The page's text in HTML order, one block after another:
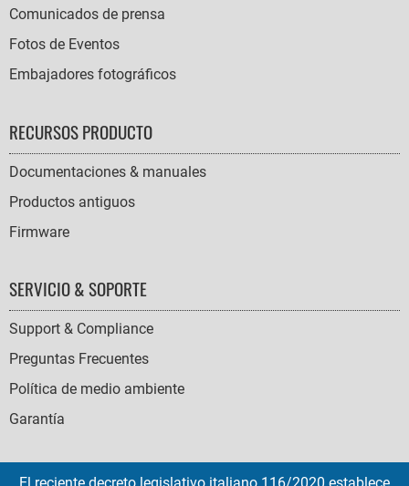
Comunicados de prensa
Fotos de Eventos
Embajadores fotográficos
RECURSOS PRODUCTO
Documentaciones & manuales
Productos antiguos
Firmware
SERVICIO & SOPORTE
Support & Compliance
Preguntas Frecuentes
Política de medio ambiente
Garantía